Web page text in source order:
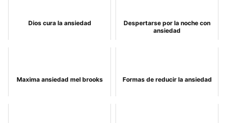
Dios cura la ansiedad
Despertarse por la noche con
ansiedad
Maxima ansiedad mel brooks Formas de reducir la ansiedad